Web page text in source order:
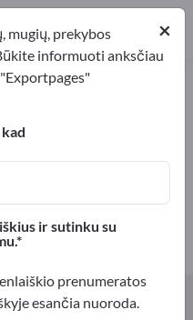
gamintojus ir
Delikatesai
×
mugių, prekybos
informuoti anksčiau
ir sutinku su
prenumeratos
esančia nuoroda.